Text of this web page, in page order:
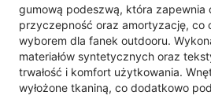
gumową podeszwą, która zapewnia
przyczepność oraz amortyzację, co
wyborem dla fanek outdooru.
materiałów syntetycznych oraz
trwałość i komfort użytkowania.
wyłożone tkaniną, co dodatkowo